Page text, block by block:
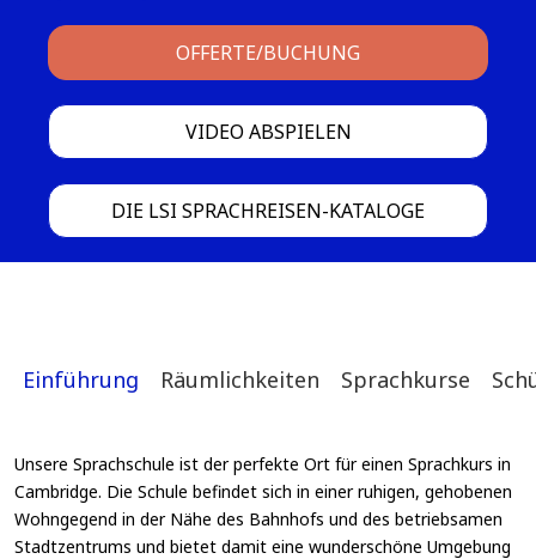
OFFERTE/BUCHUNG
VIDEO ABSPIELEN
DIE LSI SPRACHREISEN-KATALOGE
Einführung Räumlichkeiten Sprachkurse
Unsere Sprachschule ist der perfekte Ort für einen Sprachkurs in
Cambridge. Die Schule befindet sich in einer ruhigen, gehobenen
Wohngegend in der Nähe des Bahnhofs und des betriebsamen
Stadtzentrums und bietet damit eine wunderschöne Umgebung